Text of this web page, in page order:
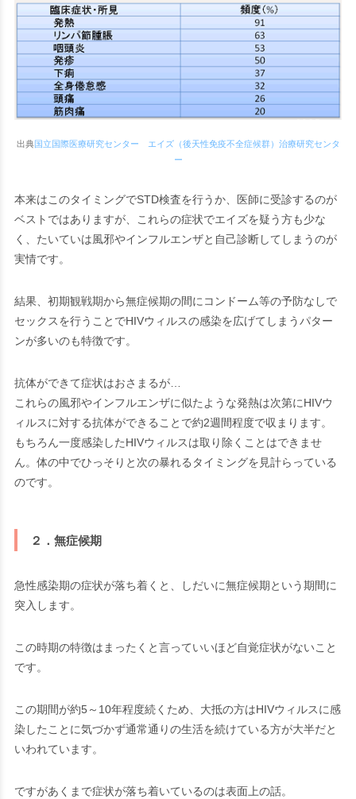
出典国立国際医療研究センター エイズ（後天性免疫不全症候群）治療研究センタ
ー
本来はこのタイミングでSTD検査を行うか、医師に受診するのが
ベストではありますが、これらの症状でエイズを疑う方も少な
く、たいていは風邪やインフルエンザと自己診断してしまうのが
実情です。
結果、初期観戦期から無症候期の間にコンドーム等の予防なしで
セックスを行うことでHIVウィルスの感染を広げてしまうパター
ンが多いのも特徴です。
抗体ができて症状はおさまるが…
これらの風邪やインフルエンザに似たような発熱は次第にHIVウ
ィルスに対する抗体ができることで約2週間程度で収まります。
もちろん一度感染したHIVウィルスは取り除くことはできませ
ん。体の中でひっそりと次の暴れるタイミングを見計らっている
のです。
２．無症候期
急性感染期の症状が落ち着くと、しだいに無症候期という期間に
突入します。
この時期の特徴はまったくと言っていいほど自覚症状がないこと
です。
この期間が約5～10年程度続くため、大抵の方はHIVウィルスに感
染したことに気づかず通常通りの生活を続けている方が大半だと
いわれています。
ですがあくまで症状が落ち着いているのは表面上の話。